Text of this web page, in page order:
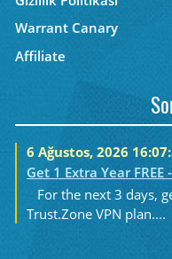
Warrant Canary
Affiliate
6 Ağustos, 2026
Get 1 Extra Year
For the next 3 days,
Trust.Zone VPN plan....